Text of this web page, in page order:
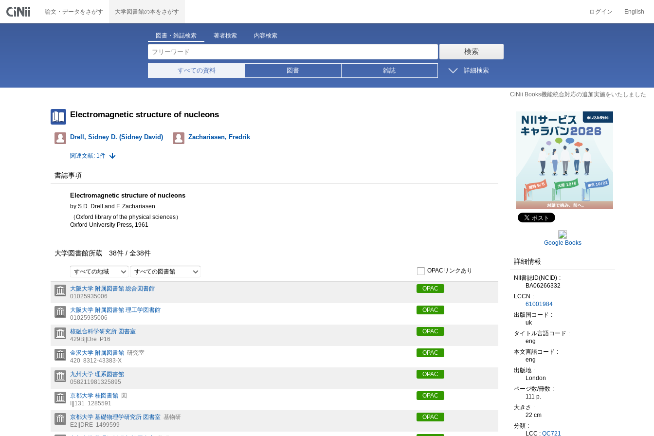
論文・データをさがす 大学図書館の本をさがす ログイン English
図書・雑誌検索 著者検索 内容検索
検索
すべての資料 図書 雑誌 詳細検索
CiNii Books機能統合対応の追加実施をいたしました
Electromagnetic structure of nucleons
Drell, Sidney D. (Sidney David) Zachariasen, Fredrik
関連文献: 1件
書誌事項
Electromagnetic structure of nucleons
by S.D. Drell and F. Zachariasen
（Oxford library of the physical sciences）
Oxford University Press, 1961
大学図書館所蔵 38件 / 全38件
すべての地域 すべての図書館 OPACリンクあり
大阪大学 附属図書館 総合図書館
01025935006
OPAC
大阪大学 附属図書館 理工学図書館
01025935006
OPAC
核融合科学研究所 図書室
429B||Dre
P16
OPAC
金沢大学 附属図書館 研究室
420 8312-43383-X
OPAC
九州大学 理系図書館
058211981325895
OPAC
京都大学 桂図書館 図
I||131 1285591
OPAC
京都大学 基礎物理学研究所 図書室 基物研
E2||DRE 1499599
OPAC
Google Books
詳細情報
NII書誌ID(NCID)
BA06266332
LCCN
61001984
出版国コード
uk
タイトル言語コード
eng
本文言語コード
eng
出版地
London
ページ数/冊数
111 p.
大きさ
22 cm
分類
LCC : QC721